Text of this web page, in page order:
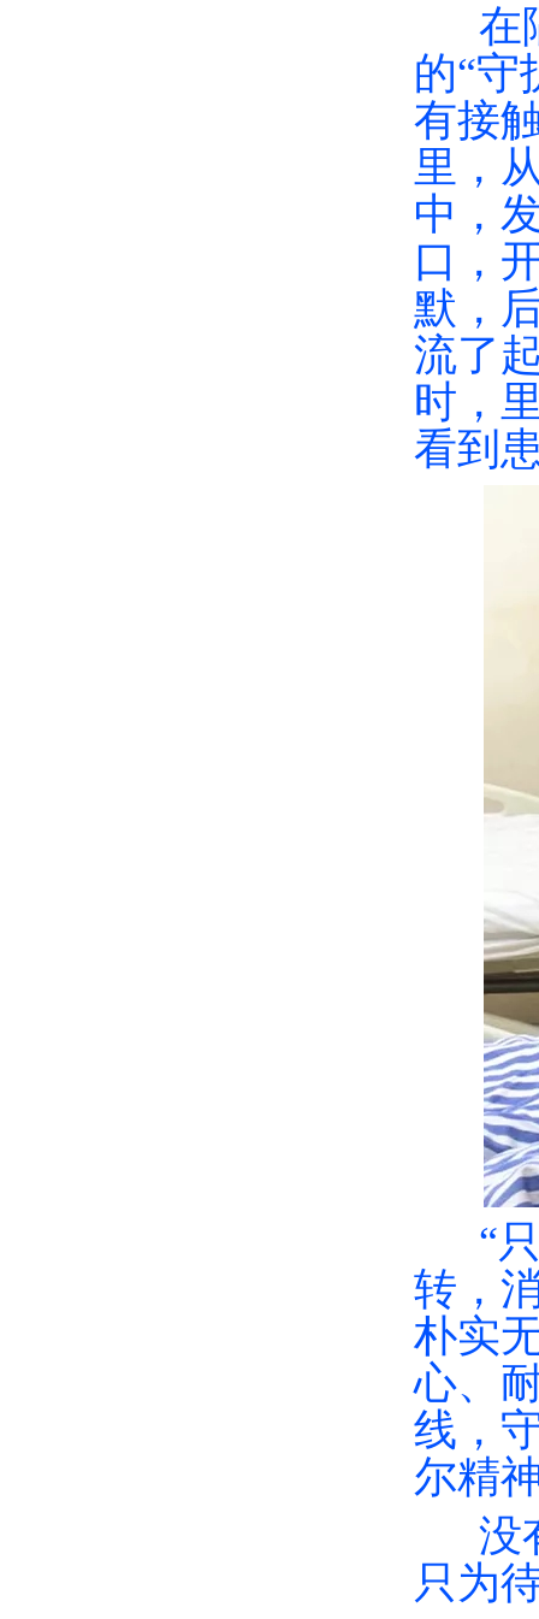
在
的“守
有接
里，
中，
口，
默，
流了
时，
看到
“只
转，
朴实
心、
线，
尔精
没有
只为